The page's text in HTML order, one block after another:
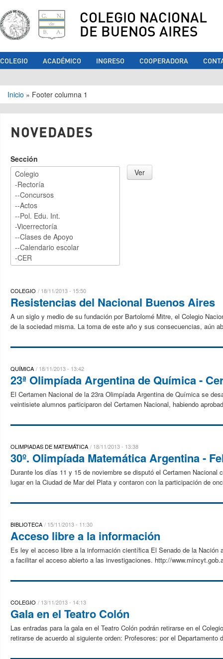
COLEGIO NACIONAL
DE BUENOS AIRES
COLEGIO ACADÉMICO INGRESO COOPERADORA
Se encuentra usted aquí
Inicio » Footer columna 1
NOVEDADES
Sección
COLEGIO 18/11/2013 - 15:50
Resistencias del Nacional Buenos Aires
A un siglo y medio de su fundación por Bartolomé Mitre, el Colegio
de la sociedad misma. La toma de este año y sus consecuencias, aún
QUÍMICA 18/11/2013 - 13:42
23ª Olimpíada Argentina de Química -
El Certamen Nacional de la 23ra Olimpíada Argentina de Química se
veintisiete alumnos participaron del Certamen Nacional, habiendo
OLIMPIADAS DE MATEMÁTICA 18/11/2013 - 13:38
30º. Olimpíada Matemática Argentina -
Durante los días 11 y 15 de noviembre se disputó el Certamen
lugar en la Ciudad de Mar del Plata y contaron con la participación de
BIBLIOTECA 15/11/2013 - 11:30
Acceso libre a la información
Es ley el acceso libre a la información científica El Senado de la
a facilitar el acceso abierto a las investigaciones. http://
COLEGIO 13/11/2013 - 14:13
Gala en el Teatro Colón
Las entradas para la gala en el Teatro Colón podrán retirarse en el
retirarse de acuerdo al siguiente orden: Profesores: por el